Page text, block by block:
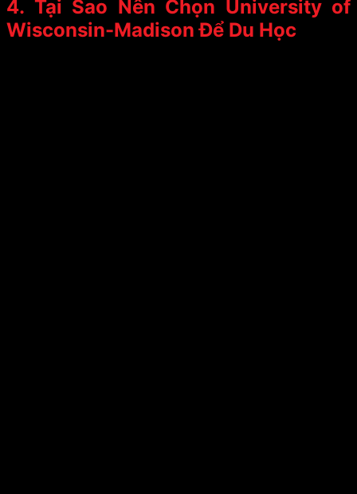
4. Tại Sao Nên Chọn University of
Wisconsin-Madison Để Du Học